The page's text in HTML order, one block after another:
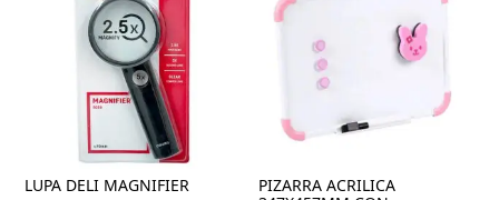
LUPA DELI MAGNIFIER
PIZARRA ACRILICA